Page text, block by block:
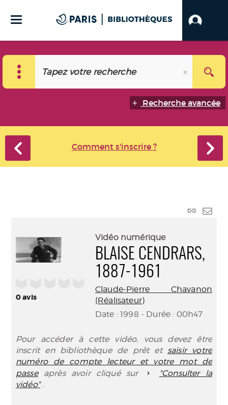
Recherche avancée
Comment s'inscrire ?
Lien
0avis
Vidéo numérique
BLAISE CENDRARS,
1887-1961
Claude-Pierre Chavanon
(Réalisateur)
Date : 1998 - Durée : 00h47
Pour accéder à cette vidéo, vous devez être
inscrit en bibliothèque de prêt et saisir votre
numéro de compte lecteur et votre mot de
passe
après avoir cliqué sur
"Consulter la
vidéo" .